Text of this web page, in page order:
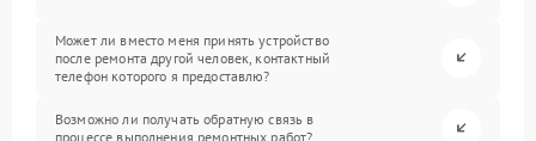
Может ли вместо меня принять устройство
после ремонта другой человек, контактный
телефон которого я предоставлю?
Возможно ли получать обратную связь в
процессе выполнения ремонтных работ?